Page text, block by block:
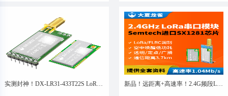
实测封神！DX-LR31-433T22S LoRa 模组：6.2km 稳传 + 穿墙 5 堵，性能真没水分！ 新品！远距离+高速率！2.4G频段LoRa串口模块